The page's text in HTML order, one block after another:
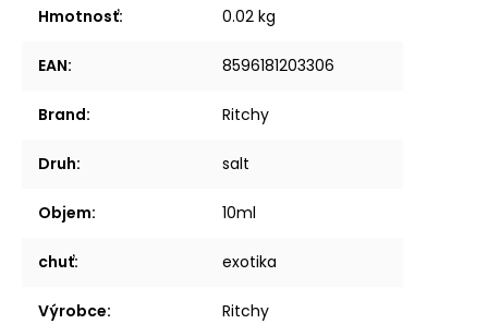
Hmotnosť: 0.02 kg
EAN: 8596181203306
Brand: Ritchy
Druh: salt
Objem: 10ml
chuť: exotika
Výrobce: Ritchy